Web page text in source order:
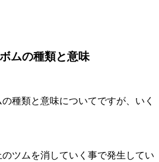
ムの種類と意味
種類と意味についてですが、いく
ツムを消していく事で発生してい